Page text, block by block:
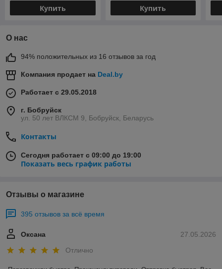
Купить Купить
О нас
94% положительных из 16 отзывов за год
Компания продает на Deal.by
Работает с 29.05.2018
г. Бобруйск
ул. 50 лет ВЛКСМ 9, Бобруйск, Беларусь
Контакты
Сегодня работает с 09:00 до 19:00
Показать весь график работы
Отзывы о магазине
395 отзывов за всё время
27.05.2026
Оксана
Отлично